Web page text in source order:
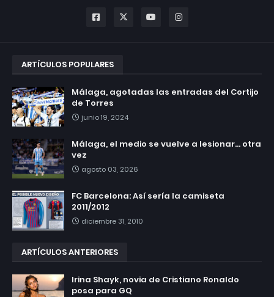
ARTÍCULOS POPULARES
Málaga, agotadas las entradas del Cortijo
de Torres
junio 19, 2024
Málaga, el medio se vuelve a lesionar... otra
vez
agosto 03, 2026
FC Barcelona: Así sería la camiseta
2011/2012
diciembre 31, 2010
ARTÍCULOS ANTERIORES
Irina Shayk, novia de Cristiano Ronaldo
posa para GQ